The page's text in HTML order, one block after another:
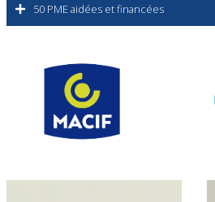
50 PME aidées et financées